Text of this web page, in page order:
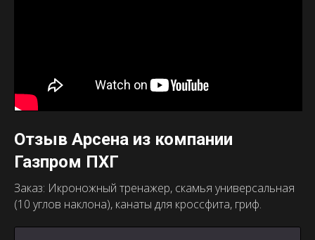
Отзыв Арсена из компании
Газпром ПХГ
Заказ: Икроножный тренажер, скамья универсальная
(10 углов наклона), канаты для кроссфита, гриф.